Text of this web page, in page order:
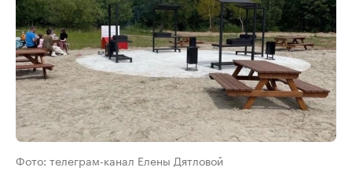
Фото: телеграм-канал Елены Дятловой